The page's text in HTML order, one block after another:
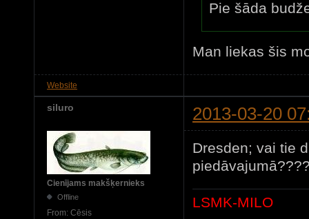
Pie šāda
Man liekas šis
Website
siluro 2013-03-20
Cienījams makšķernieks
Offline
From: Cēsis
Dresden; vai tie
LSMK-MILO